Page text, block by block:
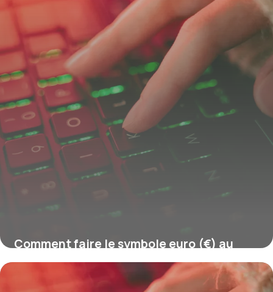
Comment faire le symbole euro (€) au
clavier ?